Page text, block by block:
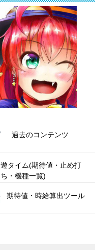
過去のコンテンツ
遊タイム(期待値・止め打
ち・機種一覧)
期待値・時給算出ツール